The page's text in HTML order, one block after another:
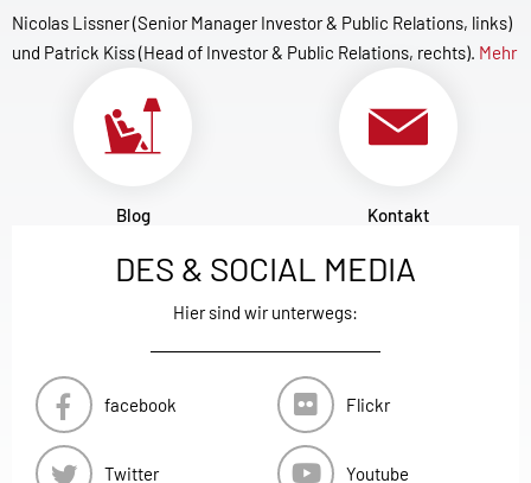
Nicolas Lissner (Senior Manager Investor & Public Relations, links)
und Patrick Kiss (Head of Investor & Public Relations, rechts). Mehr
Blog Kontakt
DES & SOCIAL MEDIA
Hier sind wir unterwegs:
facebook
Twitter
Flickr
Youtube